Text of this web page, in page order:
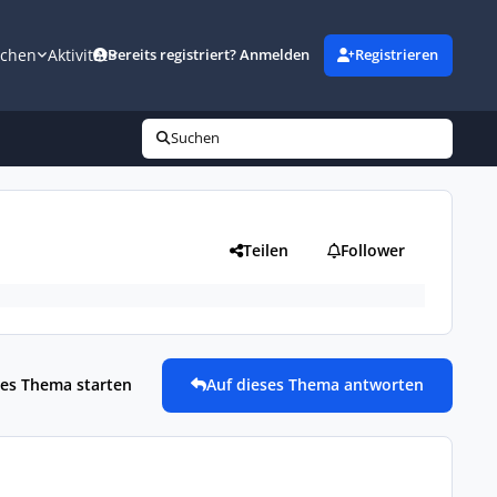
AktivitätBereits registriert? Anmelden Registrieren
Suchen
Teilen Follower
Thema starten Auf dieses Thema antworten